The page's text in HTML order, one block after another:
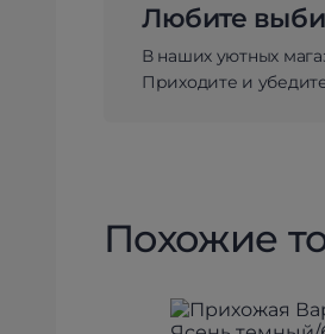
Любите
В наших уютных
Приходите и
Похожие